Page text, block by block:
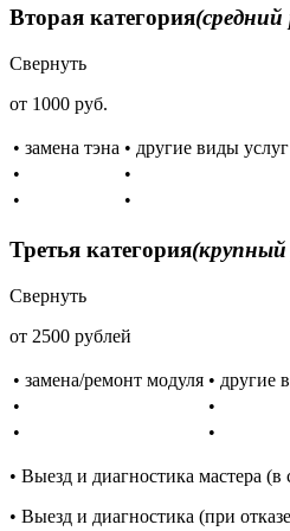
Вторая категория
Свернуть
от 1000 руб.
• замена тэна • другие виды услуг
•
•
•
•
Третья категория
Свернуть
от 2500 рублей
• замена/ремонт модуля • другие
•
•
•
•
• Выезд и диагностика мастера (в
• Выезд и диагностика (при